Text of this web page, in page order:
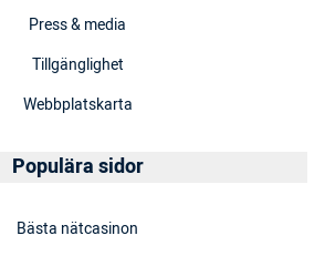
Press & media
Tillgänglighet
Webbplatskarta
Populära sidor
Bästa nätcasinon